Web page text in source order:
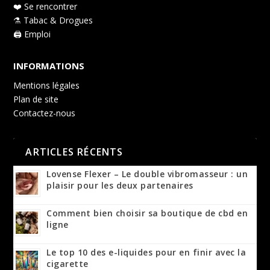
❤️ Se rencontrer
⚗️ Tabac & Drogues
🖨️ Emploi
INFORMATIONS
Mentions légales
Plan de site
Contactez-nous
ARTICLES RÉCENTS
Lovense Flexer – Le double vibromasseur : un
plaisir pour les deux partenaires
Comment bien choisir sa boutique de cbd en
ligne
Le top 10 des e-liquides pour en finir avec la
cigarette